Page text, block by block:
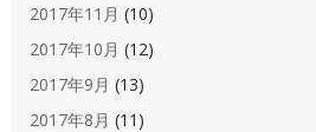
2017年11月 (10)
2017年10月 (12)
2017年9月 (13)
2017年8月 (11)